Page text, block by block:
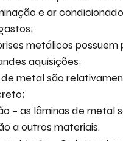
e ar
metálicos
aquisições;
de metal são
– as lâminas de metal
a outros materiais.